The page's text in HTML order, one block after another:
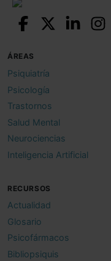
ÁREAS
Psiquiatría
Psicología
Trastornos
Salud Mental
Neurociencias
Inteligencia Artificial
RECURSOS
Actualidad
Glosario
Psicofármacos
Bibliopsiquis